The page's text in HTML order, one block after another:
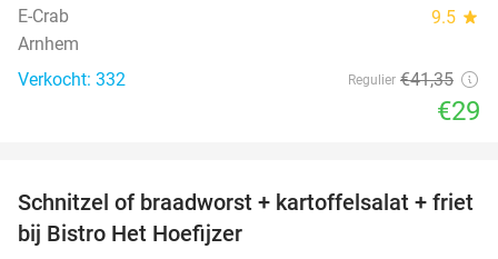
E-Crab 9.5 star
Arnhem
Verkocht: 332
Regulier €41,35
€29
51%
Schnitzel of braadworst + kartoffelsalat + friet
bij Bistro Het Hoefijzer